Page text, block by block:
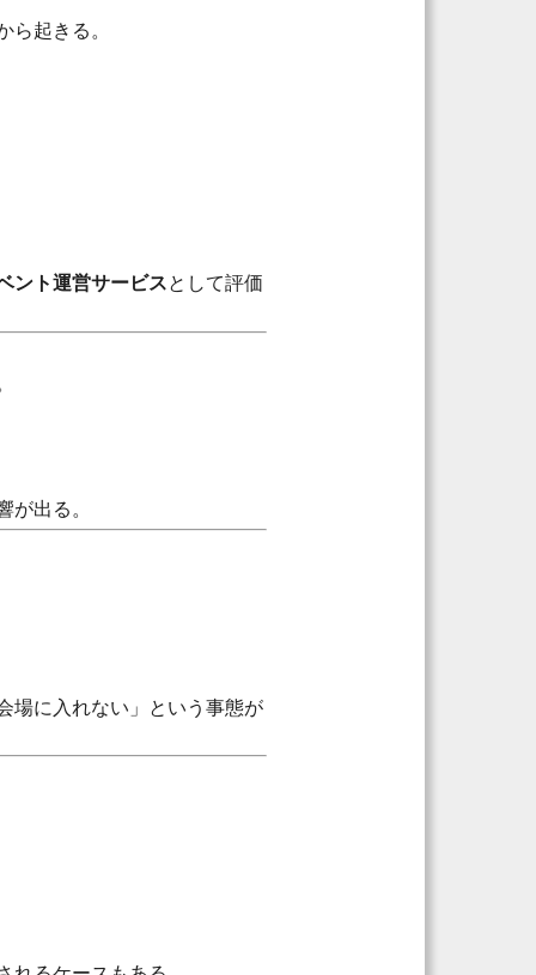
起きる。
ント運営サービスとして評価
出る。
場に入れない」という事態が